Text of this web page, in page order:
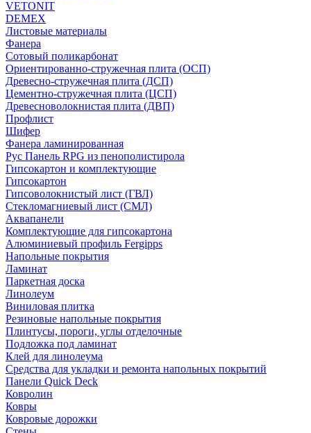
VETONIT
DEMEX
Листовые материалы
Фанера
Сотовый поликарбонат
Ориентированно-стружечная плита (ОСП)
Древесно-стружечная плита (ДСП)
Цементно-стружечная плита (ЦСП)
Древесноволокнистая плита (ДВП)
Профлист
Шифер
Фанера ламинированная
Рус Панель RPG из пенополистирола
Гипсокартон и комплектующие
Гипсокартон
Гипсоволокнистый лист (ГВЛ)
Стекломагниевый лист (СМЛ)
Аквапанели
Комплектующие для гипсокартона
Алюминиевый профиль Fergipps
Напольные покрытия
Ламинат
Паркетная доска
Линолеум
Виниловая плитка
Резиновые напольные покрытия
Плинтусы, пороги, углы отделочные
Подложка под ламинат
Клей для линолеума
Средства для укладки и ремонта напольных покрытий
Панели Quick Deck
Ковролин
Ковры
Ковровые дорожки